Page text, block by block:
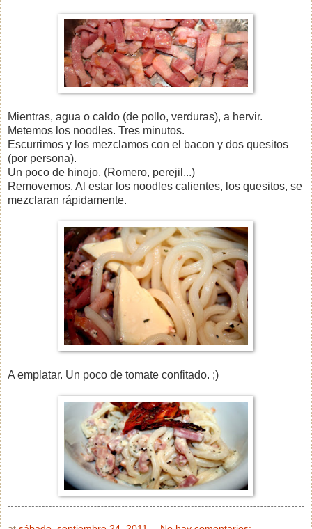
Mientras, agua o caldo (de pollo, verduras), a hervir.
Metemos los noodles. Tres minutos.
Escurrimos y los mezclamos con el bacon y dos quesitos
(por persona).
Un poco de hinojo. (Romero, perejil...)
Removemos. Al estar los noodles calientes, los quesitos, se
mezclaran rápidamente.
A emplatar. Un poco de tomate confitado. ;)